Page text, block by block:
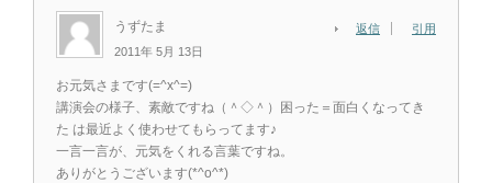
うずたま
2011年 5月 13日
返信 引用
お元気さまです(=^x^=)
講演会の様子、素敵ですね（＾◇＾）困った＝面白くなってき
た は最近よく使わせてもらってます♪
一言一言が、元気をくれる言葉ですね。
ありがとうございます(*^o^*)